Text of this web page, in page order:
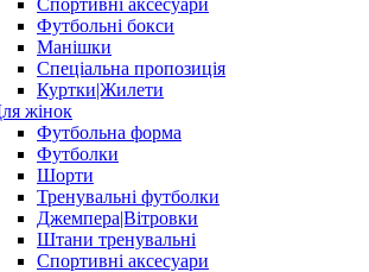
Спортивні аксесуари
Футбольні бокси
Манішки
Спеціальна пропозиція
Куртки|Жилети
жінок
Футбольна форма
Футболки
Шорти
Тренувальні футболки
Джемпера|Вітровки
Штани тренувальні
Спортивні аксесуари